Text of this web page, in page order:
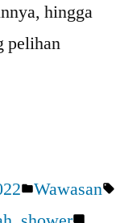
hingga
pelihan
Wawasan